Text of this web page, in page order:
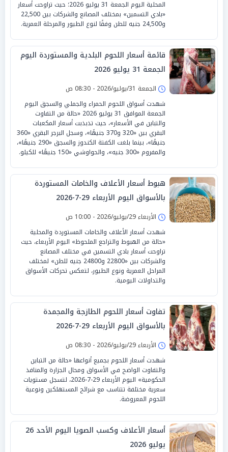
المحلية اليوم الجمعة 31 يوليو 2026؛ حيث تراوحت أسعار
«بادي التسمين» بمختلف المصانع والشركات بين 22,500
و24,500 جنيه للطن وفقًا لنوع الطيور والمرحلة العمرية.
قائمة أسعار اللحوم البلدية والمستوردة اليوم
الجمعة 31 يوليو 2026
الجمعة 31/يوليو/2026 - 08:30 ص
شهدت أسواق اللحوم الحمراء والجملي والسجق اليوم
الجمعة الموافق 31 يوليو 2026 «حالة من التفاوت
والتباين في الأسعار»، حيث تذبذبت أسعار المكعبات
البقري بين «320 و370 جنيهًا»، وسجل البرجر البقري «360
جنيهًا»، بينما بلغت الكفتة الكندوز والسجق «290 جنيهًا»،
والمفروم «300 جنيه»، والحواوشي «150 جنيهًا» للكيلو.
هبوط أسعار الأعلاف والخامات المستوردة
بالأسواق اليوم الأربعاء 29-7-2026
الأربعاء 29/يوليو/2026 - 10:00 ص
شهدت أسعار الأعلاف والخامات المستوردة والمحلية
«حالة من الهبوط والتراجع الملحوظ» اليوم الأربعاء، حيث
تراوحت أسعار بادي التسمين في مختلف المصانع
والشركات بين «22800 و24800 جنيه للطن» لمختلف
المراحل العمرية ونوع الطيور، لتعكس تحركات الأسواق
والتداولات اليومية.
تفاوت أسعار اللحوم الطازجة والمجمدة
بالأسواق اليوم الأربعاء 29-7-2026
الأربعاء 29/يوليو/2026 - 08:30 ص
شهدت أسعار اللحوم بجميع أنواعها «حالة من التباين
والتفاوت الواضح في الأسواق ومحال الجزارة والمنافذ
الحكومية» اليوم الأربعاء 29-7-2026، لتسجل مستويات
سعرية مختلفة تتناسب مع شرائح المستهلكين ونوعية
اللحوم المعروضة.
أسعار الأعلاف وكسب الصويا اليوم الأحد 26
يوليو 2026